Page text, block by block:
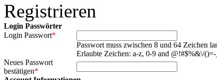
Registrieren
Login Passwörter
Login Passwort*
Passwort muss zwischen 8 und 64 Zeichen
Erlaubte Zeichen: a-z, 0-9 and @!#$%&\/
Neues Passwort
bestätigen*